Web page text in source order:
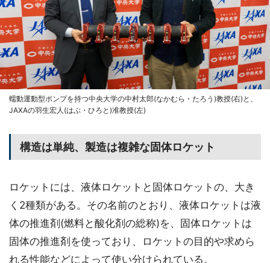
蠕動運動型ポンプを持つ中央大学の中村太郎(なかむら・たろう)教授(右)と、
JAXAの羽生宏人(はぶ・ひろと)准教授(左)
構造は単純、製造は複雑な固体ロケット
ロケットには、液体ロケットと固体ロケットの、大き
く2種類がある。その名前のとおり、液体ロケットは液
体の推進剤(燃料と酸化剤の総称)を、固体ロケットは
固体の推進剤を使っており、ロケットの目的や求めら
れる性能などによって使い分けられている。